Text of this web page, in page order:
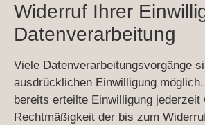
Widerruf Ihrer
Datenverarbeitung
Viele Datenverarbeitungsvorgänge
ausdrücklichen Einwilligung
bereits erteilte Einwilligung jederzeit
Rechtmäßigkeit der bis zum